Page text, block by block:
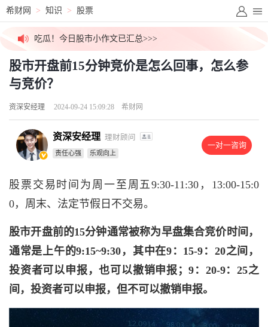
希财网 > 知识 > 股票
高价稀缺资源群，最后10个名额>>>
吃瓜！今日股市小作文已汇总>>>
外媒视角解盘，看透主力资金>>>
股市开盘前15分钟竞价是怎么回事，怎么参
与竞价？
资深安经理 2024-09-24 15:09:28 希财网
资深安经理 理财顾问
责任心强 乐观向上
一对一咨询
股票交易时间为周一至周五9:30-11:30，13:00-15:0
0，周末、法定节假日不交易。
股市开盘前的15分钟通常被称为早盘集合竞价时间，
通常是上午的9:15~9:30，其中在9：15-9：20之间，
投资者可以申报，也可以撤销申报；9：20-9：25之
间，投资者可以申报，但不可以撤销申报。